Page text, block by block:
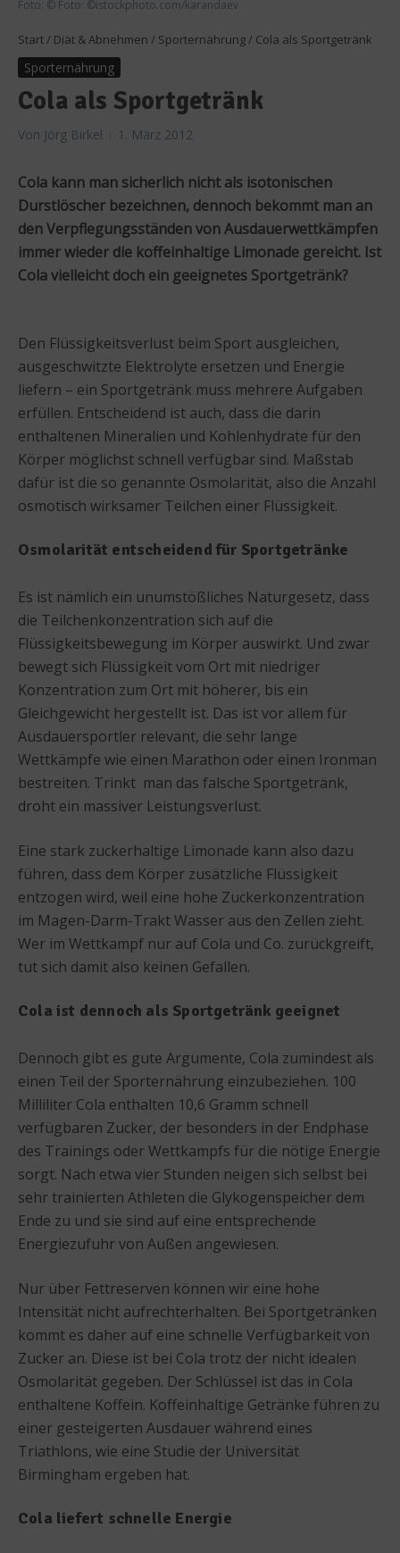
Foto: © Foto: ©istockphoto.com/karandaev
Start / Diät & Abnehmen / Sporternährung / Cola als Sportgetränk
Sporternährung
Cola als Sportgetränk
Von Jörg Birkel 1. März 2012
Cola kann man sicherlich nicht als isotonischen
Durstlöscher bezeichnen, dennoch bekommt man an
den Verpflegungsständen von Ausdauerwettkämpfen
immer wieder die koffeinhaltige Limonade gereicht. Ist
Cola vielleicht doch ein geeignetes Sportgetränk?
Den Flüssigkeitsverlust beim Sport ausgleichen,
ausgeschwitzte Elektrolyte ersetzen und Energie
liefern – ein Sportgetränk muss mehrere Aufgaben
erfüllen. Entscheidend ist auch, dass die darin
enthaltenen Mineralien und Kohlenhydrate für den
Körper möglichst schnell verfügbar sind. Maßstab
dafür ist die so genannte Osmolarität, also die Anzahl
osmotisch wirksamer Teilchen einer Flüssigkeit.
Osmolarität entscheidend für Sportgetränke
Es ist nämlich ein unumstößliches Naturgesetz, dass
die Teilchenkonzentration sich auf die
Flüssigkeitsbewegung im Körper auswirkt. Und zwar
bewegt sich Flüssigkeit vom Ort mit niedriger
Konzentration zum Ort mit höherer, bis ein
Gleichgewicht hergestellt ist. Das ist vor allem für
Ausdauersportler relevant, die sehr lange
Wettkämpfe wie einen Marathon oder einen Ironman
bestreiten. Trinkt man das falsche Sportgetränk,
droht ein massiver Leistungsverlust.
Eine stark zuckerhaltige Limonade kann also dazu
führen, dass dem Körper zusätzliche Flüssigkeit
entzogen wird, weil eine hohe Zuckerkonzentration
im Magen-Darm-Trakt Wasser aus den Zellen zieht.
Wer im Wettkampf nur auf Cola und Co. zurückgreift,
tut sich damit also keinen Gefallen.
Cola ist dennoch als Sportgetränk geeignet
Dennoch gibt es gute Argumente, Cola zumindest als
einen Teil der Sporternährung einzubeziehen. 100
Milliliter Cola enthalten 10,6 Gramm schnell
verfügbaren Zucker, der besonders in der Endphase
des Trainings oder Wettkampfs für die nötige Energie
sorgt. Nach etwa vier Stunden neigen sich selbst bei
sehr trainierten Athleten die Glykogenspeicher dem
Ende zu und sie sind auf eine entsprechende
Energiezufuhr von Außen angewiesen.
Nur über Fettreserven können wir eine hohe
Intensität nicht aufrechterhalten. Bei Sportgetränken
kommt es daher auf eine schnelle Verfügbarkeit von
Zucker an. Diese ist bei Cola trotz der nicht idealen
Osmolarität gegeben. Der Schlüssel ist das in Cola
enthaltene Koffein. Koffeinhaltige Getränke führen zu
einer gesteigerten Ausdauer während eines
Triathlons, wie eine Studie der Universität
Birmingham ergeben hat.
Cola liefert schnelle Energie